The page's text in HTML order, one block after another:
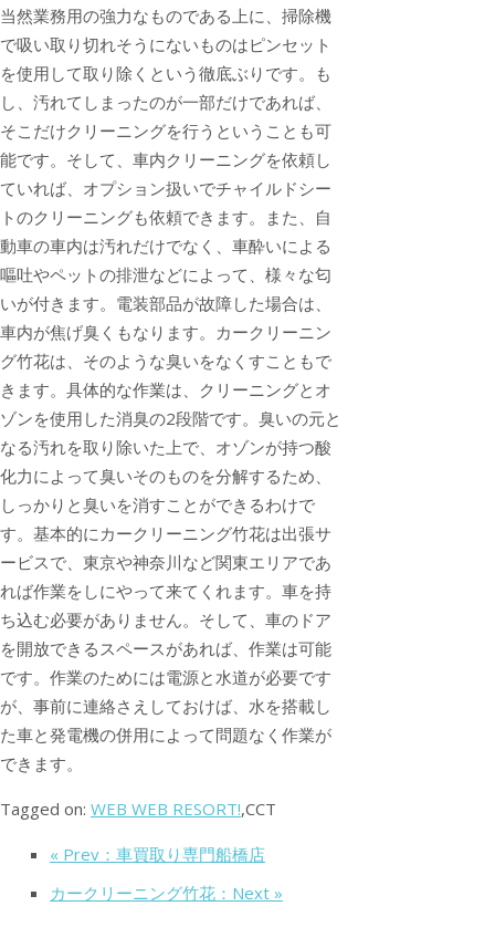
当然業務用の強力なものである上に、掃除機
で吸い取り切れそうにないものはピンセット
を使用して取り除くという徹底ぶりです。も
し、汚れてしまったのが一部だけであれば、
そこだけクリーニングを行うということも可
能です。そして、車内クリーニングを依頼し
ていれば、オプション扱いでチャイルドシー
トのクリーニングも依頼できます。また、自
動車の車内は汚れだけでなく、車酔いによる
嘔吐やペットの排泄などによって、様々な匂
いが付きます。電装部品が故障した場合は、
車内が焦げ臭くもなります。カークリーニン
グ竹花は、そのような臭いをなくすこともで
きます。具体的な作業は、クリーニングとオ
ゾンを使用した消臭の2段階です。臭いの元と
なる汚れを取り除いた上で、オゾンが持つ酸
化力によって臭いそのものを分解するため、
しっかりと臭いを消すことができるわけで
す。基本的にカークリーニング竹花は出張サ
ービスで、東京や神奈川など関東エリアであ
れば作業をしにやって来てくれます。車を持
ち込む必要がありません。そして、車のドア
を開放できるスペースがあれば、作業は可能
です。作業のためには電源と水道が必要です
が、事前に連絡さえしておけば、水を搭載し
た車と発電機の併用によって問題なく作業が
できます。
Tagged on: WEB WEB RESORT!,CCT
« Prev：車買取り専門船橋店
カークリーニング竹花：Next »